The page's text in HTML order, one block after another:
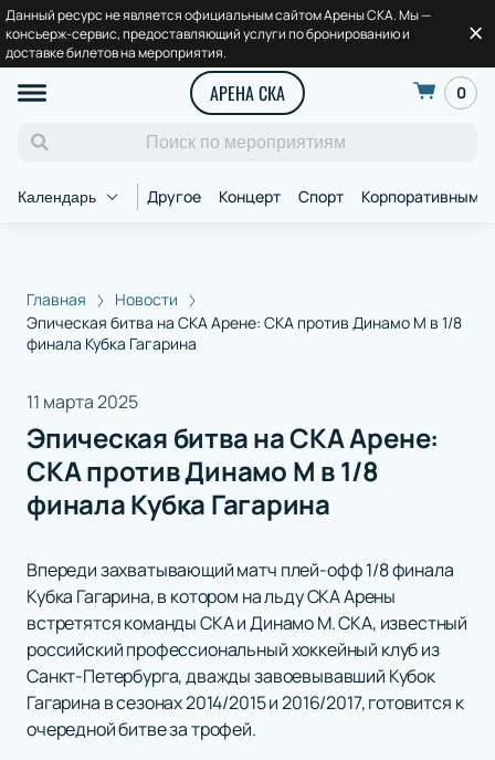
Данный ресурс не является официальным сайтом Арены СКА. Мы —
консьерж-сервис, предоставляющий услуги по бронированию и
доставке билетов на мероприятия.
АРЕНА СКА 0
Календарь Другое Концерт Спорт Корпоративным
Главная
Новости
Эпическая битва на СКА Арене: СКА против Динамо М в 1/8
финала Кубка Гагарина
11 марта 2025
Эпическая битва на СКА Арене:
СКА против Динамо М в 1/8
финала Кубка Гагарина
Впереди захватывающий матч плей-офф 1/8 финала
Кубка Гагарина, в котором на льду СКА Арены
встретятся команды СКА и Динамо М. СКА, известный
российский профессиональный хоккейный клуб из
Санкт-Петербурга, дважды завоевывавший Кубок
Гагарина в сезонах 2014/2015 и 2016/2017, готовится к
очередной битве за трофей.